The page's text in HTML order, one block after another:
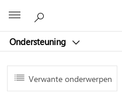
Ondersteuning
Verwante onderwerpen